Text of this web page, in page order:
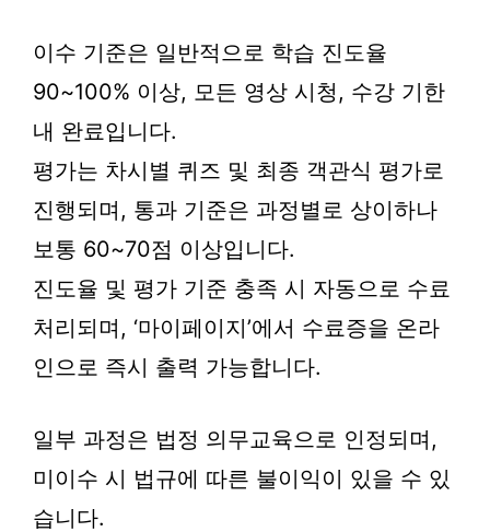
이수 기준은 일반적으로 학습 진도율
90~100% 이상, 모든 영상 시청, 수강 기한
내 완료입니다.
평가는 차시별 퀴즈 및 최종 객관식 평가로
진행되며, 통과 기준은 과정별로 상이하나
보통 60~70점 이상입니다.
진도율 및 평가 기준 충족 시 자동으로 수료
처리되며, ‘마이페이지’에서 수료증을 온라
인으로 즉시 출력 가능합니다.
일부 과정은 법정 의무교육으로 인정되며,
미이수 시 법규에 따른 불이익이 있을 수 있
습니다.